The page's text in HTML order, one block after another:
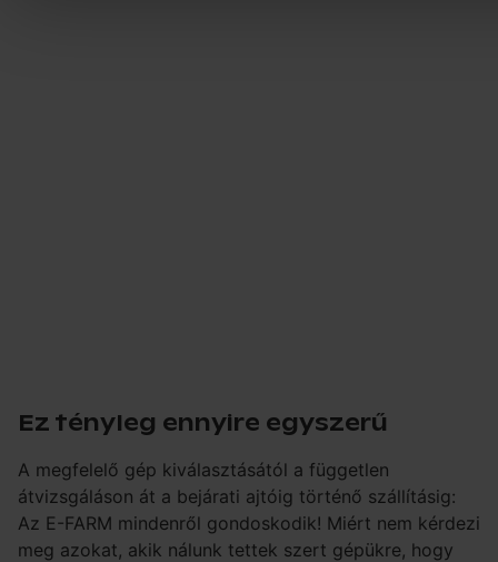
Ez tényleg ennyire egyszerű
A megfelelő gép kiválasztásától a független
átvizsgáláson át a bejárati ajtóig történő szállításig:
Az E-FARM mindenről gondoskodik! Miért nem kérdezi
meg azokat, akik nálunk tettek szert gépükre, hogy